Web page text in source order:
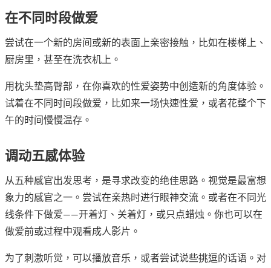
在不同时段做爱
尝试在一个新的房间或新的表面上亲密接触，比如在楼梯上、
厨房里，甚至在洗衣机上。
用枕头垫高臀部，在你喜欢的性爱姿势中创造新的角度体验。
试着在不同时间段做爱，比如来一场快速性爱，或者花整个下
午的时间慢慢温存。
调动五感体验
从五种感官出发思考，是寻求改变的绝佳思路。视觉是最富想
象力的感官之一。尝试在亲热时进行眼神交流。或者在不同光
线条件下做爱——开着灯、关着灯，或只点蜡烛。你也可以在
做爱前或过程中观看成人影片。
为了刺激听觉，可以播放音乐，或者尝试说些挑逗的话语。对